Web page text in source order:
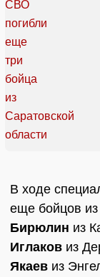
В ходе
еще бойцов из
Бирюлин из
Иглаков из
Якаев из